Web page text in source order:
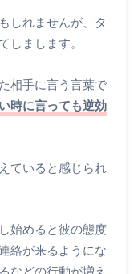
しれませんが、タ
しまします。
相手に言う言葉で
時に言っても逆効
ていると感じられ
始めると彼の態度
絡が来るようにな
などの行動が増え